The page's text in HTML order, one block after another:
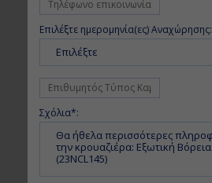
Επιλέξτε ημερομηνία(ες) Αναχώρησης:
Επιλέξτε
Σχόλια*: